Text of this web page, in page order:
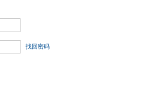
找回密码